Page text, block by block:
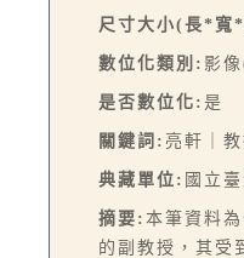
尺寸大小(長*寬
數位化類別: 影
是否數位化: 是
關鍵詞: 亮軒｜
典藏單位: 國立
摘要: 本筆資料
的副教授，其受